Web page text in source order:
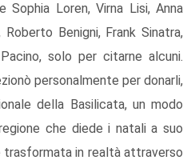
Loren, Virna Lisi, Anna
Roberto Benigni, Frank Sinatra,
solo per citarne alcuni.
personalmente per donarli,
della Basilicata, un modo
che diede i natali a suo
trasformata in realtà attraverso